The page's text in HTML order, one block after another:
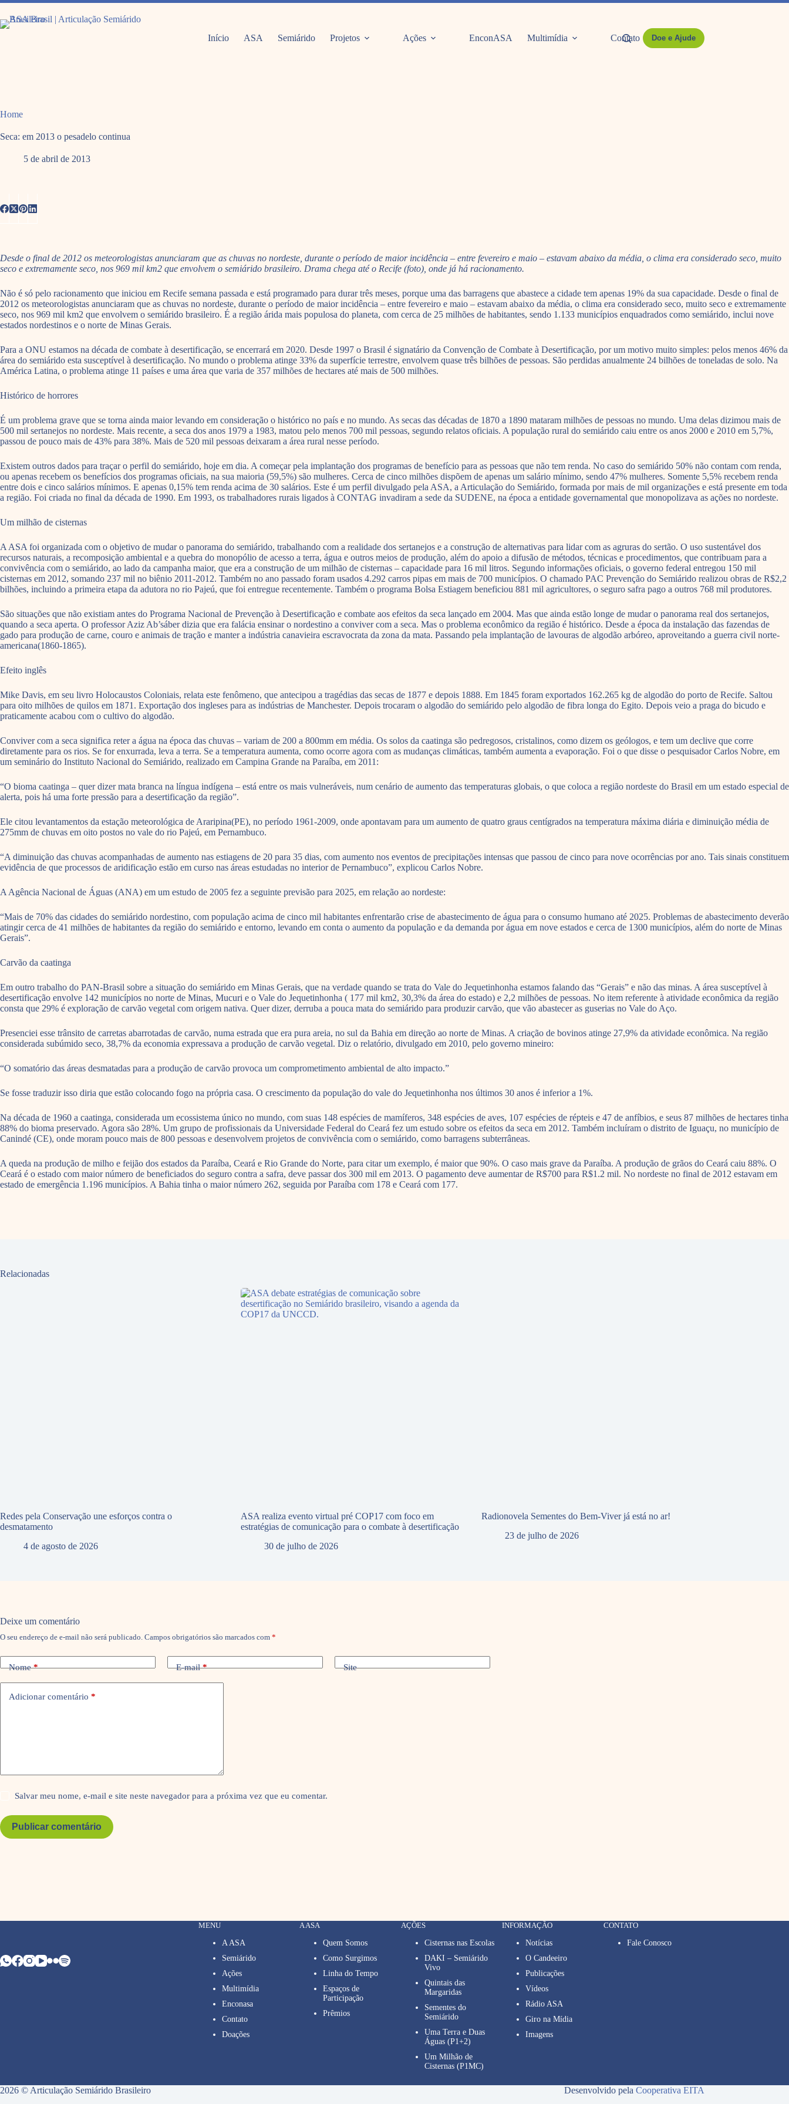
Pular
para
o
Início ASA Semiárido Projetos Ações EnconASA Multimídia Contato Doe e Ajude
Home
Seca: em 2013 o pesadelo continua
5 de abril de 2013
Desde o final de 2012 os meteorologistas anunciaram que as chuvas no nordeste, durante o período de maior incidência – entre fevereiro e maio – estavam abaixo da média, o clima era considerado seco, muito
seco e extremamente seco, nos 969 mil km2 que envolvem o semiárido brasileiro. Drama chega até o Recife (foto), onde já há racionamento.
Não é só pelo racionamento que iniciou em Recife semana passada e está programado para durar três meses, porque uma das barragens que abastece a cidade tem apenas 19% da sua capacidade. Desde o final de
2012 os meteorologistas anunciaram que as chuvas no nordeste, durante o período de maior incidência – entre fevereiro e maio – estavam abaixo da média, o clima era considerado seco, muito seco e extremamente
seco, nos 969 mil km2 que envolvem o semiárido brasileiro. É a região árida mais populosa do planeta, com cerca de 25 milhões de habitantes, sendo 1.133 municípios enquadrados como semiárido, inclui nove
estados nordestinos e o norte de Minas Gerais.
Para a ONU estamos na década de combate à desertificação, se encerrará em 2020. Desde 1997 o Brasil é signatário da Convenção de Combate à Desertificação, por um motivo muito simples: pelos menos 46% da
área do semiárido esta susceptível à desertificação. No mundo o problema atinge 33% da superfície terrestre, envolvem quase três bilhões de pessoas. São perdidas anualmente 24 bilhões de toneladas de solo. Na
América Latina, o problema atinge 11 países e uma área que varia de 357 milhões de hectares até mais de 500 milhões.
Histórico de horrores
É um problema grave que se torna ainda maior levando em consideração o histórico no país e no mundo. As secas das décadas de 1870 a 1890 mataram milhões de pessoas no mundo. Uma delas dizimou mais de
500 mil sertanejos no nordeste. Mais recente, a seca dos anos 1979 a 1983, matou pelo menos 700 mil pessoas, segundo relatos oficiais. A população rural do semiárido caiu entre os anos 2000 e 2010 em 5,7%,
passou de pouco mais de 43% para 38%. Mais de 520 mil pessoas deixaram a área rural nesse período.
Existem outros dados para traçar o perfil do semiárido, hoje em dia. A começar pela implantação dos programas de benefício para as pessoas que não tem renda. No caso do semiárido 50% não contam com renda,
ou apenas recebem os benefícios dos programas oficiais, na sua maioria (59,5%) são mulheres. Cerca de cinco milhões dispõem de apenas um salário mínimo, sendo 47% mulheres. Somente 5,5% recebem renda
entre dois e cinco salários mínimos. E apenas 0,15% tem renda acima de 30 salários. Este é um perfil divulgado pela ASA, a Articulação do Semiárido, formada por mais de mil organizações e está presente em toda
a região. Foi criada no final da década de 1990. Em 1993, os trabalhadores rurais ligados à CONTAG invadiram a sede da SUDENE, na época a entidade governamental que monopolizava as ações no nordeste.
Um milhão de cisternas
A ASA foi organizada com o objetivo de mudar o panorama do semiárido, trabalhando com a realidade dos sertanejos e a construção de alternativas para lidar com as agruras do sertão. O uso sustentável dos
recursos naturais, a recomposição ambiental e a quebra do monopólio de acesso a terra, água e outros meios de produção, além do apoio a difusão de métodos, técnicas e procedimentos, que contribuam para a
convivência com o semiárido, ao lado da campanha maior, que era a construção de um milhão de cisternas – capacidade para 16 mil litros. Segundo informações oficiais, o governo federal entregou 150 mil
cisternas em 2012, somando 237 mil no biênio 2011-2012. Também no ano passado foram usados 4.292 carros pipas em mais de 700 municípios. O chamado PAC Prevenção do Semiárido realizou obras de R$2,2
bilhões, incluindo a primeira etapa da adutora no rio Pajeú, que foi entregue recentemente. Também o programa Bolsa Estiagem beneficiou 881 mil agricultores, o seguro safra pago a outros 768 mil produtores.
São situações que não existiam antes do Programa Nacional de Prevenção à Desertificação e combate aos efeitos da seca lançado em 2004. Mas que ainda estão longe de mudar o panorama real dos sertanejos,
quando a seca aperta. O professor Aziz Ab’sáber dizia que era falácia ensinar o nordestino a conviver com a seca. Mas o problema econômico da região é histórico. Desde a época da instalação das fazendas de
gado para produção de carne, couro e animais de tração e manter a indústria canavieira escravocrata da zona da mata. Passando pela implantação de lavouras de algodão arbóreo, aproveitando a guerra civil norte-
americana(1860-1865).
Efeito inglês
Mike Davis, em seu livro Holocaustos Coloniais, relata este fenômeno, que antecipou a tragédias das secas de 1877 e depois 1888. Em 1845 foram exportados 162.265 kg de algodão do porto de Recife. Saltou
para oito milhões de quilos em 1871. Exportação dos ingleses para as indústrias de Manchester. Depois trocaram o algodão do semiárido pelo algodão de fibra longa do Egito. Depois veio a praga do bicudo e
praticamente acabou com o cultivo do algodão.
Conviver com a seca significa reter a água na época das chuvas – variam de 200 a 800mm em média. Os solos da caatinga são pedregosos, cristalinos, como dizem os geólogos, e tem um declive que corre
diretamente para os rios. Se for enxurrada, leva a terra. Se a temperatura aumenta, como ocorre agora com as mudanças climáticas, também aumenta a evaporação. Foi o que disse o pesquisador Carlos Nobre, em
um seminário do Instituto Nacional do Semiárido, realizado em Campina Grande na Paraíba, em 2011:
“O bioma caatinga – quer dizer mata branca na língua indígena – está entre os mais vulneráveis, num cenário de aumento das temperaturas globais, o que coloca a região nordeste do Brasil em um estado especial de
alerta, pois há uma forte pressão para a desertificação da região”.
Ele citou levantamentos da estação meteorológica de Araripina(PE), no período 1961-2009, onde apontavam para um aumento de quatro graus centígrados na temperatura máxima diária e diminuição média de
275mm de chuvas em oito postos no vale do rio Pajeú, em Pernambuco.
“A diminuição das chuvas acompanhadas de aumento nas estiagens de 20 para 35 dias, com aumento nos eventos de precipitações intensas que passou de cinco para nove ocorrências por ano. Tais sinais constituem
evidência de que processos de aridificação estão em curso nas áreas estudadas no interior de Pernambuco”, explicou Carlos Nobre.
A Agência Nacional de Águas (ANA) em um estudo de 2005 fez a seguinte previsão para 2025, em relação ao nordeste:
“Mais de 70% das cidades do semiárido nordestino, com população acima de cinco mil habitantes enfrentarão crise de abastecimento de água para o consumo humano até 2025. Problemas de abastecimento deverão
atingir cerca de 41 milhões de habitantes da região do semiárido e entorno, levando em conta o aumento da população e da demanda por água em nove estados e cerca de 1300 municípios, além do norte de Minas
Gerais”.
Carvão da caatinga
Em outro trabalho do PAN-Brasil sobre a situação do semiárido em Minas Gerais, que na verdade quando se trata do Vale do Jequetinhonha estamos falando das “Gerais” e não das minas. A área susceptível à
desertificação envolve 142 municípios no norte de Minas, Mucuri e o Vale do Jequetinhonha ( 177 mil km2, 30,3% da área do estado) e 2,2 milhões de pessoas. No item referente à atividade econômica da região
consta que 29% é exploração de carvão vegetal com origem nativa. Quer dizer, derruba a pouca mata do semiárido para produzir carvão, que vão abastecer as guserias no Vale do Aço.
Presenciei esse trânsito de carretas abarrotadas de carvão, numa estrada que era pura areia, no sul da Bahia em direção ao norte de Minas. A criação de bovinos atinge 27,9% da atividade econômica. Na região
considerada subúmido seco, 38,7% da economia expressava a produção de carvão vegetal. Diz o relatório, divulgado em 2010, pelo governo mineiro:
“O somatório das áreas desmatadas para a produção de carvão provoca um comprometimento ambiental de alto impacto.”
Se fosse traduzir isso diria que estão colocando fogo na própria casa. O crescimento da população do vale do Jequetinhonha nos últimos 30 anos é inferior a 1%.
Na década de 1960 a caatinga, considerada um ecossistema único no mundo, com suas 148 espécies de mamíferos, 348 espécies de aves, 107 espécies de répteis e 47 de anfíbios, e seus 87 milhões de hectares tinha
88% do bioma preservado. Agora são 28%. Um grupo de profissionais da Universidade Federal do Ceará fez um estudo sobre os efeitos da seca em 2012. Também incluíram o distrito de Iguaçu, no município de
Canindé (CE), onde moram pouco mais de 800 pessoas e desenvolvem projetos de convivência com o semiárido, como barragens subterrâneas.
A queda na produção de milho e feijão dos estados da Paraíba, Ceará e Rio Grande do Norte, para citar um exemplo, é maior que 90%. O caso mais grave da Paraíba. A produção de grãos do Ceará caiu 88%. O
Ceará é o estado com maior número de beneficiados do seguro contra a safra, deve passar dos 300 mil em 2013. O pagamento deve aumentar de R$700 para R$1.2 mil. No nordeste no final de 2012 estavam em
estado de emergência 1.196 municípios. A Bahia tinha o maior número 262, seguida por Paraíba com 178 e Ceará com 177.
Relacionadas
Redes pela Conservação une esforços contra o
desmatamento
4 de agosto de 2026
ASA realiza evento virtual pré COP17 com foco em
estratégias de comunicação para o combate à desertificação
30 de julho de 2026
Radionovela Sementes do Bem-Viver já está no ar!
23 de julho de 2026
Deixe um comentário
O seu endereço de e-mail não será publicado. Campos obrigatórios são marcados com *
Nome* E-mail* Site
Adicionar comentário *
Salvar meu nome, e-mail e site neste navegador para a próxima vez que eu comentar.
Publicar comentário
MENU
A ASA
Semiárido
Ações
Multimídia
Enconasa
Contato
Doações
A ASA
Quem Somos
Como Surgimos
Linha do Tempo
Espaços de
Participação
Prêmios
AÇÕES
Cisternas nas Escolas
DAKI – Semiárido
Vivo
Quintais das
Margaridas
Sementes do
Semiárido
Uma Terra e Duas
Águas (P1+2)
Um Milhão de
Cisternas (P1MC)
INFORMAÇÃO
Notícias
O Candeeiro
Publicações
Vídeos
Rádio ASA
Giro na Mídia
Imagens
CONTATO
Fale Conosco
2026 © Articulação Semiárido Brasileiro Desenvolvido pela Cooperativa EITA